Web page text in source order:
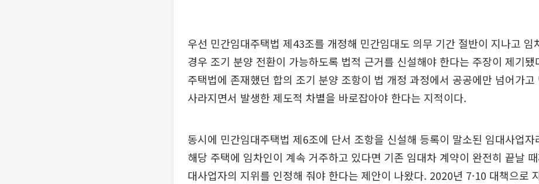
우선 민간임대주택법 제43조를 개정해 민간임대도 의무 기간 절반이 지나고 임
경우 조기 분양 전환이 가능하도록 법적 근거를 신설해야 한다는 주장이 제기됐
주택법에 존재했던 합의 조기 분양 조항이 법 개정 과정에서 공공에만 넘어가고
사라지면서 발생한 제도적 차별을 바로잡아야 한다는 지적이다.
동시에 민간임대주택법 제6조에 단서 조항을 신설해 등록이 말소된 임대사업자
해당 주택에 임차인이 계속 거주하고 있다면 기존 임대차 계약이 완전히 끝날
대사업자의 지위를 인정해 줘야 한다는 제안이 나왔다. 2020년 7·10 대책으로